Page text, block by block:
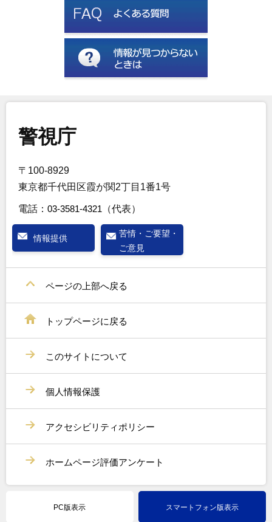
警視庁
〒100-8929
東京都千代田区霞が関2丁目1番1号
電話： 03-3581-4321 （代表）
情報提供
苦情・ご要望・
ご意見
ページの上部へ戻る
トップページに戻る
このサイトについて
個人情報保護
アクセシビリティポリシー
ホームページ評価アンケート
PC版表示 スマートフォン版表示